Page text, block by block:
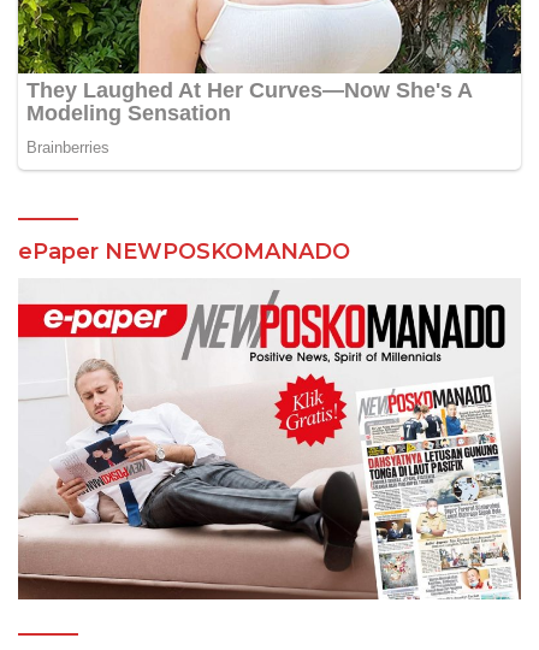
ePaper NEWPOSKOMANADO